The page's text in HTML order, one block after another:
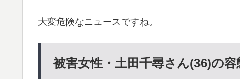
大変危険なニュースですね。
被害女性・土田千尋さん(36)の容